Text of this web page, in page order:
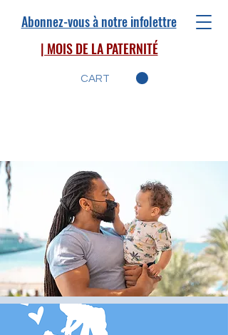
Abonnez-vous à notre infolettre
| MOIS DE LA PATERNITÉ
CART